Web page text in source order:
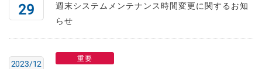
29
週末システムメンテナンス時間変更に関するお知
らせ
2023/12
重要